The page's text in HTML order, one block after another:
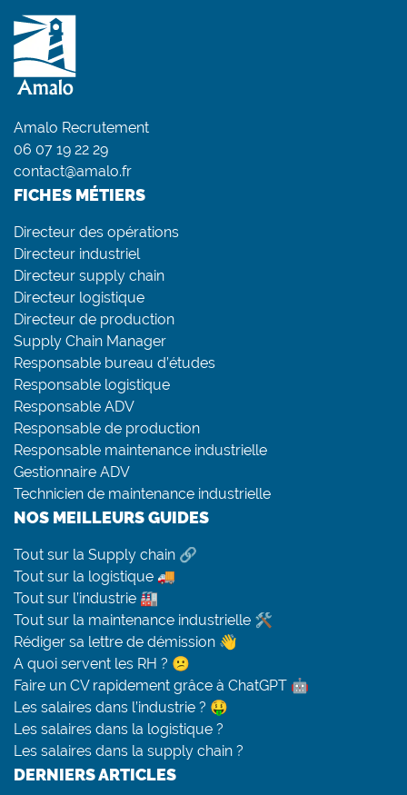
Amalo Recrutement
06 07 19 22 29
contact@amalo.fr
FICHES MÉTIERS
Directeur des opérations
Directeur industriel
Directeur supply chain
Directeur logistique
Directeur de production
Supply Chain Manager
Responsable bureau d’études
Responsable logistique
Responsable ADV
Responsable de production
Responsable maintenance industrielle
Gestionnaire ADV
Technicien de maintenance industrielle
NOS MEILLEURS GUIDES
Tout sur la Supply chain 🔗
Tout sur la logistique 🚚
Tout sur l’industrie 🏭
Tout sur la maintenance industrielle 🛠
Rédiger sa lettre de démission 👋
A quoi servent les RH ? 😕
Faire un CV rapidement grâce à ChatGPT 🤖
Les salaires dans l’industrie ? 🤑
Les salaires dans la logistique ?
Les salaires dans la supply chain ?
DERNIERS ARTICLES